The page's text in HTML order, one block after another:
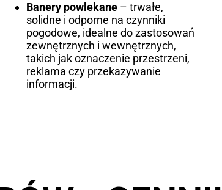
Banery powlekane – trwałe,
solidne i odporne na czynniki
pogodowe, idealne do zastosowań
zewnętrznych i wewnętrznych,
takich jak oznaczenie przestrzeni,
reklama czy przekazywanie
informacji.